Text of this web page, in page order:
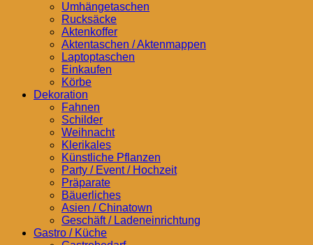
Umhängetaschen
Rucksäcke
Aktenkoffer
Aktentaschen / Aktenmappen
Laptoptaschen
Einkaufen
Körbe
Dekoration
Fahnen
Schilder
Weihnacht
Klerikales
Künstliche Pflanzen
Party / Event / Hochzeit
Präparate
Bäuerliches
Asien / Chinatown
Geschäft / Ladeneinrichtung
Gastro / Küche